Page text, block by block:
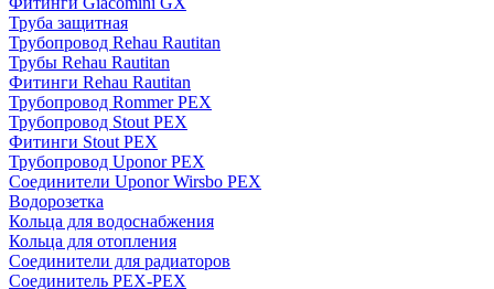
Труба защитная
Трубопровод Rehau Rautitan
Трубы Rehau Rautitan
Фитинги Rehau Rautitan
Трубопровод Rommer PEX
Трубопровод Stout PEX
Фитинги Stout PEX
Трубопровод Uponor PEX
Соединители Uponor Wirsbo PEX
Водорозетка
Кольца для водоснабжения
Кольца для отопления
Соединители для радиаторов
Соединитель PEX-PEX